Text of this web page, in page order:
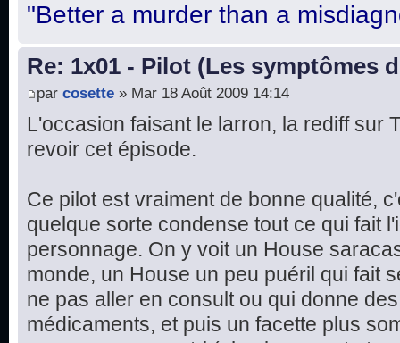
"Better a murder than a
Re: 1x01 - Pilot (Les symptômes
par cosette » Mar 18 Août 2009 14:14
L'occasion faisant le larron, la rediff sur
revoir cet épisode.
Ce pilot est vraiment de bonne qualité,
quelque sorte condense tout ce qui fait
personnage. On y voit un House
monde, un House un peu puéril qui fait
ne pas aller en consult ou qui donne
médicaments, et puis un facette plus